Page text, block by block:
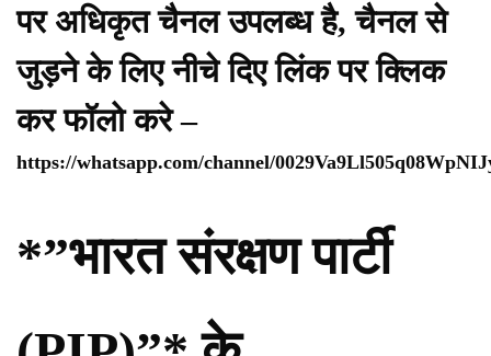
पर अधिकृत चैनल उपलब्ध है, चैनल से
जुड़ने के लिए नीचे दिए लिंक पर क्लिक
कर फॉलो करे –
https://whatsapp.com/channel/
*”भारत संरक्षण पार्टी